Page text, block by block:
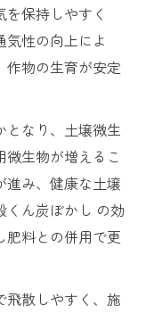
保持しやすく
気性の向上によ
作物の生育が安定
となり、土壌微生
生物が増えるこ
進み、健康な土壌
ん炭ぼかし の効
肥料との併用で更
飛散しやすく、施